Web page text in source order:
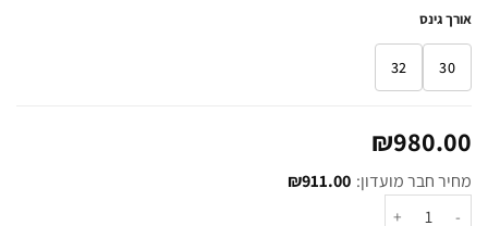
אורך גינס
30
32
₪980.00
מחיר חבר מועדון: ₪911.00